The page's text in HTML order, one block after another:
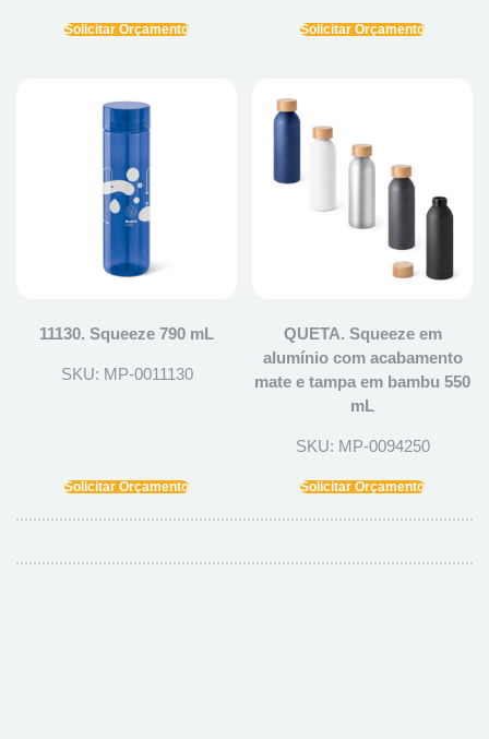
Solicitar Orçamento Solicitar Orçamento
11130. Squeeze 790 mL
SKU: MP-0011130
Solicitar Orçamento
QUETA. Squeeze em
alumínio com acabamento
mate e tampa em bambu 550
mL
SKU: MP-0094250
Solicitar Orçamento